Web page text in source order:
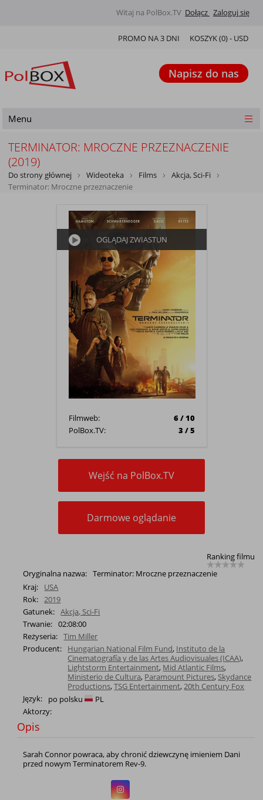
Witaj na PolBox.TV Dołącz Zaloguj się
KOSZYK (0) - USD
PROMO NA 3 DNI
Napisz do nas
Menu
TERMINATOR: MROCZNE PRZEZNACZENIE
(2019)
Do strony głównej Wideoteka Films
Akcja, Sci-Fi
Terminator: Mroczne przeznaczenie
OGLĄDAJ ZWIASTUN
Filmweb:
6 / 10
PolBox.TV:
3 / 5
Wejść na PolBox.TV
Darmowe oglądanie
Ranking filmu
Oryginalna nazwa: Terminator: Mroczne przeznaczenie
Kraj:
USA
Rok: 2019
Gatunek: Akcja, Sci-Fi
Trwanie: 02:08:00
Reżyseria: Tim Miller
Producent:
Hungarian National Film Fund, Instituto de la
Cinematografía y de las Artes Audiovisuales (ICAA),
Lightstorm Entertainment, Mid Atlantic Films,
Ministerio de Cultura, Paramount Pictures, Skydance
Productions,TSG Entertainment,20th Century Fox
Język:
po polsku
PL
Aktorzy:
Opis
Sarah Connor powraca, aby chronić dziewczynę imieniem Dani
przed nowym Terminatorem Rev-9.